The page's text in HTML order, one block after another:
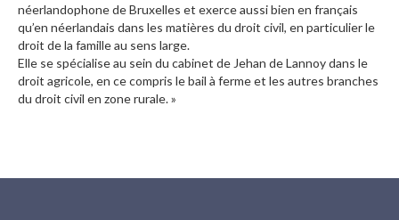
Le secrétariat - Nancy
Rendez-vous en ligne
néerlandophone de Bruxelles et exerce aussi bien en français
qu’en néerlandais dans les matières du droit civil, en particulier le
droit de la famille au sens large.
Elle se spécialise au sein du cabinet de Jehan de Lannoy dans le
droit agricole, en ce compris le bail à ferme et les autres branches
du droit civil en zone rurale. »